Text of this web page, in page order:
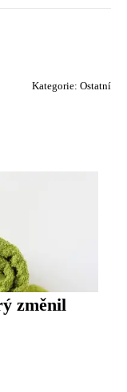
Kategorie: Ostatní
změnil